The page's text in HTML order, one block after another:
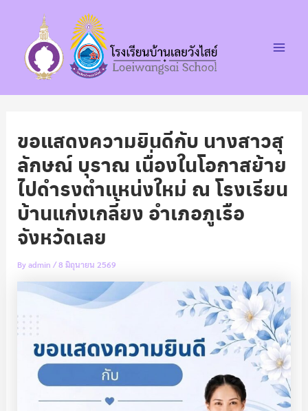
content
ขอแสดงความยินดีกับ นางสาวสุ
ลักษณ์ บุราณ เนื่องในโอกาสย้าย
ไปดำรงตำแหน่งใหม่ ณ โรงเรียน
บ้านแก่งเกลี้ยง อำเภอภูเรือ
จังหวัดเลย
Byadmin /8 มิถุนายน 2569
navigation